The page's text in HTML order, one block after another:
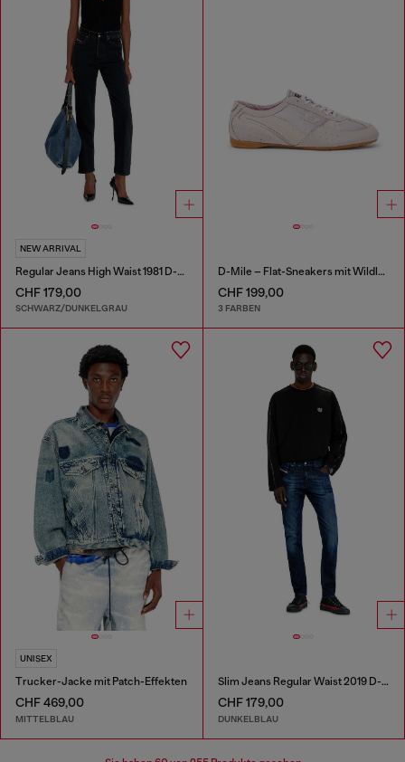
NEW ARRIVAL
Regular Jeans High Waist 1981 D-Went
CHF 179,00
SCHWARZ/DUNKELGRAU
D-Mile – Flat-Sneakers mit Wildleder-Overlays
CHF 199,00
3 FARBEN
UNISEX
Trucker-Jacke mit Patch-Effekten
CHF 469,00
MITTELBLAU
Slim Jeans Regular Waist 2019 D-Strukt
CHF 179,00
DUNKELBLAU